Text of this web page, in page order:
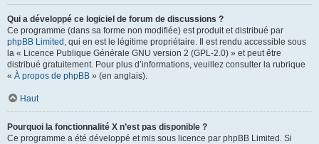
Qui a développé ce logiciel de forum de discussions ?
Ce programme (dans sa forme non modifiée) est produit et distribué par
phpBB Limited , qui en est le légitime propriétaire. Il est rendu accessible sous
la « Licence Publique Générale GNU version 2 (GPL-2.0) » et peut être
distribué gratuitement. Pour plus d’informations, veuillez consulter la rubrique
« À propos de phpBB » (en anglais).
Haut
Pourquoi la fonctionnalité X n’est pas disponible ?
Ce programme a été développé et mis sous licence par phpBB Limited. Si